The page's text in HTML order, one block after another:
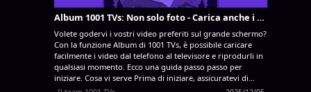
Album 1001 TVs: Non solo foto - Carica anche i video! Supporto perfetto per i video verticali
Volete godervi i vostri video preferiti sul grande schermo?
Con la funzione Album di 1001 TVs, è possibile caricare
facilmente i video dal telefono al televisore e riprodurli in
qualsiasi momento. Ecco una guida passo passo per
iniziare. Cosa vi serve Prima di iniziare, assicuratevi di
avere: L'app 1001 TVs installata sul telefono (Scarica qui)